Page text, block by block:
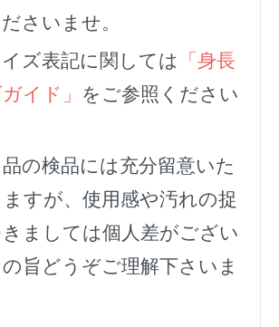
さいませ。
ズ表記に関しては
「身長
イド」 をご参照ください
の検品には充分留意いた
すが、使用感や汚れの捉
ましては個人差がござい
旨どうぞご理解下さいま